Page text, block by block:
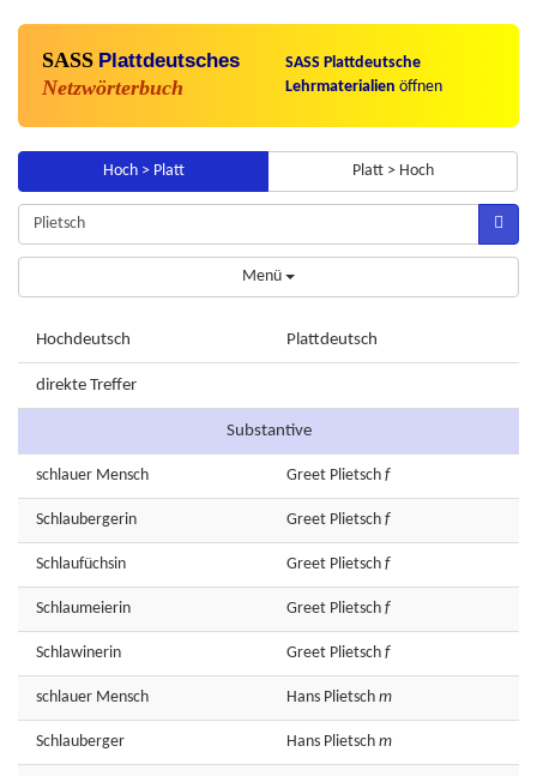
SASS Plattdeutsches
Netzwörterbuch
SASS Plattdeutsche
Lehrmaterialien öffnen
Hoch > Platt Platt > Hoch
Menü
Hochdeutsch Plattdeutsch
direkte Treffer
Substantive
schlauer Mensch Greet Plietsch f
Schlaubergerin Greet Plietsch f
Schlaufüchsin Greet Plietsch f
Schlaumeierin Greet Plietsch f
Schlawinerin Greet Plietsch f
schlauer Mensch Hans Plietsch m
Schlauberger Hans Plietsch m